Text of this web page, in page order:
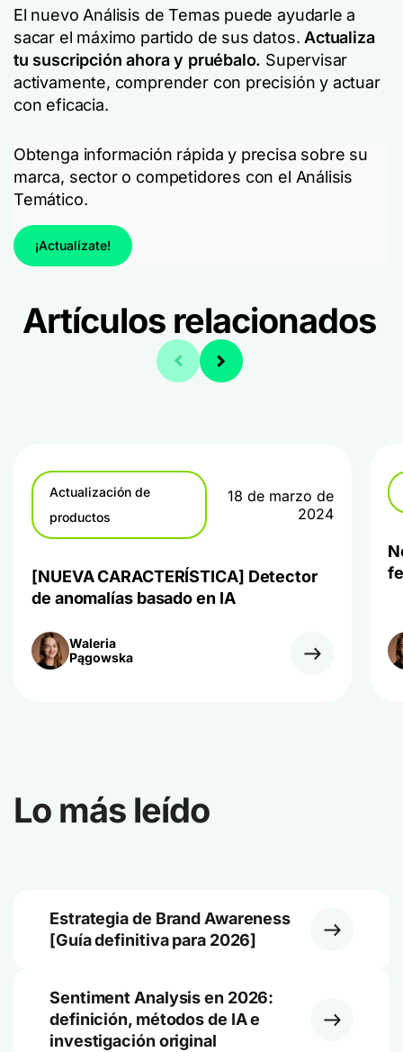
El nuevo Análisis de Temas puede ayudarle a
sacar el máximo partido de sus datos.Actualiza
tu suscripción ahora y pruébalo. Supervisar
activamente, comprender con precisión y actuar
con eficacia.
Obtenga información rápida y precisa sobre su
marca, sector o competidores con el Análisis
Temático.
¡Actualízate!
Artículos relacionados
Actualización de
productos
18 de marzo de
2024
[NUEVA CARACTERÍSTICA] Detector
de anomalías basado en IA
Waleria
Pągowska
Lo más leído
Estrategia de Brand Awareness
[Guía definitiva para 2026]
Sentiment Analysis en 2026:
definición, métodos de IA e
investigación original